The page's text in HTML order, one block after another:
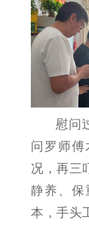
慰问
问罗师
况，再三
静养、保
本，手头